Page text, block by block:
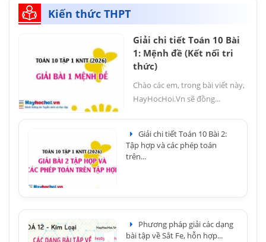
Kiến thức THPT
Giải chi tiết Toán 10 Bài
1: Mệnh đề (Kết nối tri
thức)
Chào các em, trong bài viết này,
HayHocHoi.Vn sẽ đồng...
Giải chi tiết Toán 10 Bài 2:
Tập hợp và các phép toán
trên...
Phương pháp giải các dạng
bài tập về Sắt Fe, hỗn hợp...